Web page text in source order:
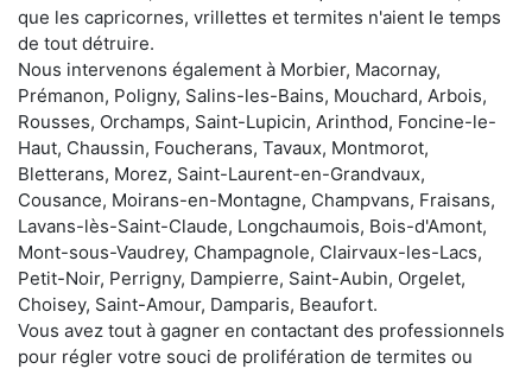
que les capricornes, vrillettes et termites n'aient le temps
de tout détruire.
Nous intervenons également à Morbier, Macornay,
Prémanon, Poligny, Salins-les-Bains, Mouchard, Arbois,
Rousses, Orchamps, Saint-Lupicin, Arinthod, Foncine-le-
Haut, Chaussin, Foucherans, Tavaux, Montmorot,
Bletterans, Morez, Saint-Laurent-en-Grandvaux,
Cousance, Moirans-en-Montagne, Champvans, Fraisans,
Lavans-lès-Saint-Claude, Longchaumois, Bois-d'Amont,
Mont-sous-Vaudrey, Champagnole, Clairvaux-les-Lacs,
Petit-Noir, Perrigny, Dampierre, Saint-Aubin, Orgelet,
Choisey, Saint-Amour, Damparis, Beaufort.
Vous avez tout à gagner en contactant des professionnels
pour régler votre souci de prolifération de termites ou